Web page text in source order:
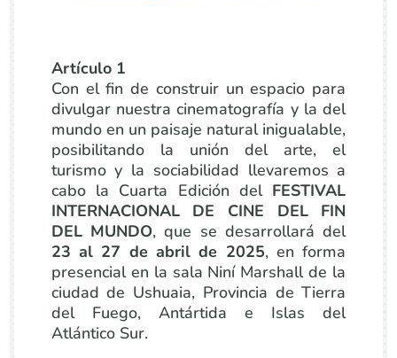
Artículo 1
Con el fin de construir un espacio para
divulgar nuestra cinematografía y la del
mundo en un paisaje natural inigualable,
posibilitando la unión del arte, el
turismo y la sociabilidad llevaremos a
cabo la Cuarta Edición del FESTIVAL
INTERNACIONAL DE CINE DEL FIN
DEL MUNDO, que se desarrollará del
23 al 27 de abril de 2025, en forma
presencial en la sala Niní Marshall de la
ciudad de Ushuaia, Provincia de Tierra
del Fuego, Antártida e Islas del
Atlántico Sur.